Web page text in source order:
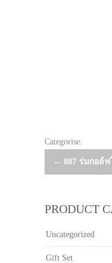
Categorise:
Post
← 087 ร่มกอล์ฟ
PRODUCT
Uncategorized
Gift Set